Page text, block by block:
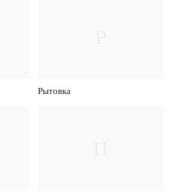
Рытовка